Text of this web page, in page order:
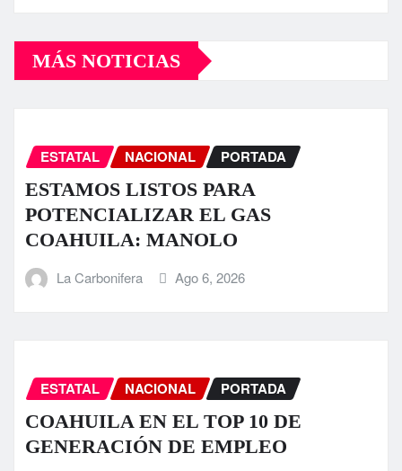
MÁS NOTICIAS
ESTATAL NACIONAL PORTADA
ESTAMOS LISTOS PARA
POTENCIALIZAR EL GAS
COAHUILA: MANOLO
La Carbonifera Ago 6, 2026
ESTATAL NACIONAL PORTADA
COAHUILA EN EL TOP 10 DE
GENERACIÓN DE EMPLEO